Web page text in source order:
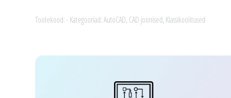
kogus
Tootekood:-Kategooriad:AutoCAD, CAD joonised, Klassikoolitused